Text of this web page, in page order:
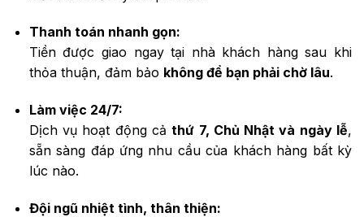
Thanh toán nhanh gọn:
Tiền được giao ngay tại nhà khách hàng sau khi
thỏa thuận, đảm bảo không để bạn phải chờ lâu.
Làm việc 24/7:
Dịch vụ hoạt động cảthứ 7, Chủ Nhật và ngày lễ,
sẵn sàng đáp ứng nhu cầu của khách hàng bất kỳ
lúc nào.
Đội ngũ nhiệt tình, thân thiện: